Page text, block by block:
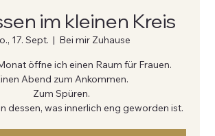
im kleinen Kreis
17. Sept.
  |
Bei mir Zuhause
öffne ich einen Raum für Frauen.
Abend zum Ankommen.
Zum Spüren.
dessen, was innerlich eng geworden ist.